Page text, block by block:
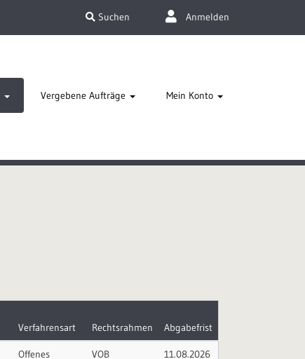
Suchen Anmelden
Vergebene Aufträge Mein Konto
Verfahrensart Rechtsrahmen Abgabefrist
Offenes
VOB
11.08.2026